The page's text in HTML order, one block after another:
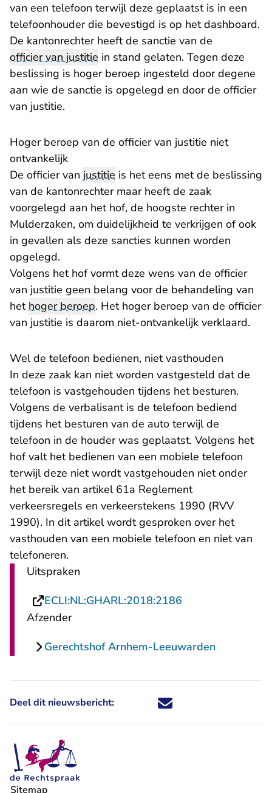
van een telefoon terwijl deze geplaatst is in een
telefoonhouder die bevestigd is op het dashboard.
De kantonrechter heeft de sanctie van de
officier van justitie in stand gelaten. Tegen deze
beslissing is hoger beroep ingesteld door degene
aan wie de sanctie is opgelegd en door de officier
van justitie.
Hoger beroep van de officier van justitie niet
ontvankelijk
De officier van justitie is het eens met de beslissing
van de kantonrechter maar heeft de zaak
voorgelegd aan het hof, de hoogste rechter in
Mulderzaken, om duidelijkheid te verkrijgen of ook
in gevallen als deze sancties kunnen worden
opgelegd.
Volgens het hof vormt deze wens van de officier
van justitie geen belang voor de behandeling van
hethoger beroep. Het hoger beroep van de officier
van justitie is daarom niet-ontvankelijk verklaard.
Wel de telefoon bedienen, niet vasthouden
In deze zaak kan niet worden vastgesteld dat de
telefoon is vastgehouden tijdens het besturen.
Volgens de verbalisant is de telefoon bediend
tijdens het besturen van de auto terwijl de
telefoon in de houder was geplaatst. Volgens het
hof valt het bedienen van een mobiele telefoon
terwijl deze niet wordt vastgehouden niet onder
het bereik van artikel 61a Reglement
verkeersregels en verkeerstekens 1990 (RVV
1990). In dit artikel wordt gesproken over het
vasthouden van een mobiele telefoon en niet van
telefoneren.
Uitspraken
ECLI:NL:GHARL:2018:2186
Afzender
Gerechtshof Arnhem-Leeuwarden
Deel dit nieuwsbericht: Deel dit nieuwsbericht via X -
Deel dit nieuwsbericht via
Deel dit nieuwsbericht
Deel dit
Sitemap